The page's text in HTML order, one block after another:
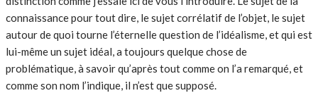
connaissance pour tout dire, le sujet corrélatif de l’objet, le sujet
autour de quoi tourne l’éternelle question de l’idéalisme, et qui est
lui-même un sujet idéal, a toujours quelque chose de
problématique, à savoir qu’après tout comme on l’a remarqué, et
comme son nom l’indique, il n’est que supposé.